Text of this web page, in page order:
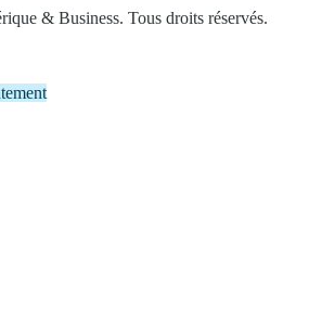
& Business. Tous droits réservés.